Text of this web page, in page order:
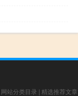
网站分类目录 | 精选推荐文章